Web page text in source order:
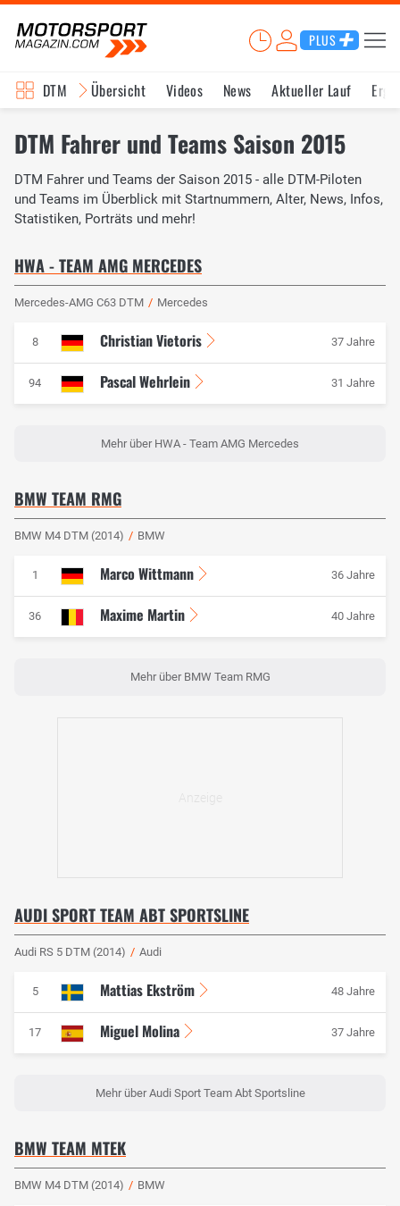
PLUS
DTM Übersicht Videos News Aktueller Lauf
DTM Fahrer und Teams Saison 2015
DTM Fahrer und Teams der Saison 2015 - alle DTM-Piloten
und Teams im Überblick mit Startnummern, Alter, News, Infos,
Statistiken, Porträts und mehr!
HWA - TEAM AMG MERCEDES
Mercedes-AMG C63 DTM / Mercedes
8 Christian Vietoris 37 Jahre
94 Pascal Wehrlein 31 Jahre
Mehr über HWA - Team AMG Mercedes
BMW TEAM RMG
BMW M4 DTM (2014) / BMW
1 Marco Wittmann 36 Jahre
36 Maxime Martin 40 Jahre
Mehr über BMW Team RMG
AUDI SPORT TEAM ABT SPORTSLINE
Audi RS 5 DTM (2014) / Audi
5 Mattias Ekström 48 Jahre
17 Miguel Molina 37 Jahre
Mehr über Audi Sport Team Abt Sportsline
BMW TEAM MTEK
BMW M4 DTM (2014) / BMW